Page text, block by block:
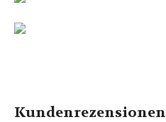
Kundenrezensionen